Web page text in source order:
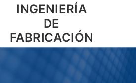
INGENIERÍA
DE
FABRICACIÓN